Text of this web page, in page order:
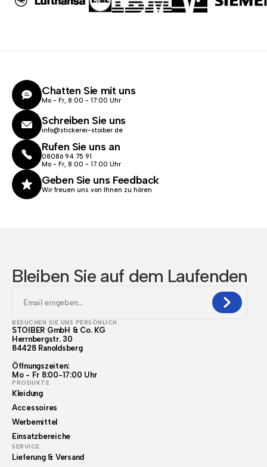
Chatten Sie mit uns
Mo - Fr, 8:00 - 17:00 Uhr
Schreiben Sie uns
info@stickerei-stoiber.de
Rufen Sie uns an
08086 94 75 91
Mo - Fr, 8:00 - 17.00 Uhr
Geben Sie uns Feedback
Wir freuen uns von Ihnen zu hören
Bleiben Sie auf dem Laufenden
BESUCHEN SIE UNS PERSÖNLICH
STOIBER GmbH & Co. KG
Herrnbergstr. 30
84428 Ranoldsberg
Öffnungszeiten:
Mo - Fr 8:00-17:00 Uhr
PRODUKTE
Kleidung
Accessoires
Werbemittel
Einsatzbereiche
SERVICE
Lieferung & Versand